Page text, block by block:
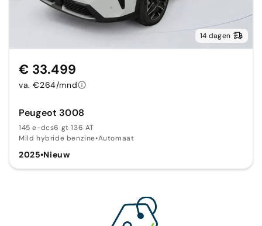
14 dagen
Peugeot 3008
145 e-dcs6 gt 136 AT
Mild hybride benzine•Automaat
2025•Nieuw
€ 33.499
va. €264/mnd